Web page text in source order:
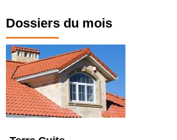
Dossiers du mois